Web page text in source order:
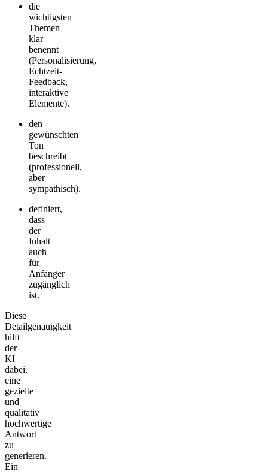
die
wichtigsten
Themen
klar
benennt
(Personalisierung,
Echtzeit-
Feedback,
interaktive
Elemente).
den
gewünschten
Ton
beschreibt
(professionell,
aber
sympathisch).
definiert,
dass
der
Inhalt
auch
für
Anfänger
zugänglich
ist.
Diese
Detailgenauigkeit
hilft
der
KI
dabei,
eine
gezielte
und
qualitativ
hochwertige
Antwort
zu
generieren.
Ein